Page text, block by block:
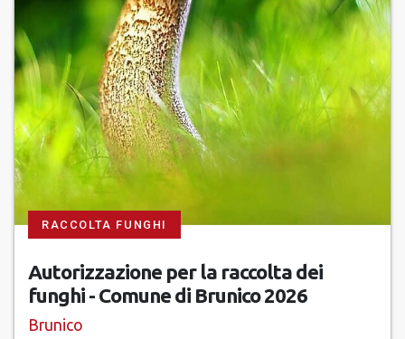
RACCOLTA FUNGHI
Autorizzazione per la raccolta dei
funghi - Comune di Brunico 2026
Brunico